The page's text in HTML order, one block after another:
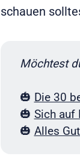
schauen
Möchtest
🎃 Die 30
🎃 Sich auf
🎃 Alles